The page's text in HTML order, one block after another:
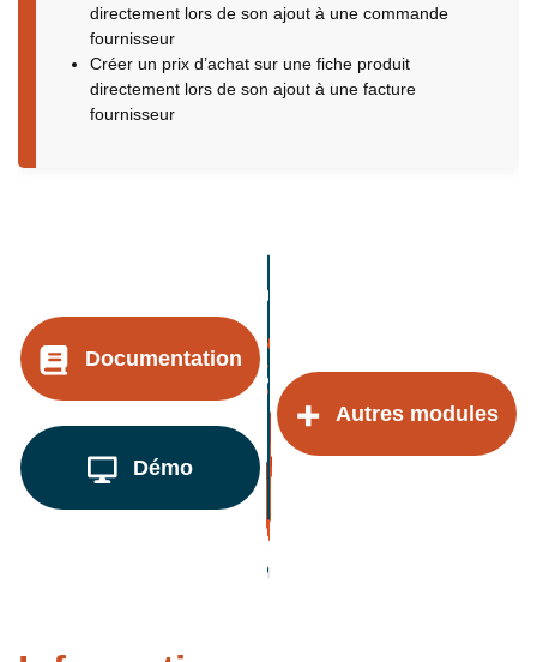
directement lors de son ajout à une commande
fournisseur
Créer un prix d’achat sur une fiche produit
directement lors de son ajout à une facture
fournisseur
Documentation
Démo
Autres modules